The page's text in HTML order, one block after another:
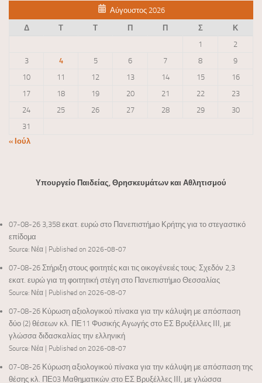
Αύγουστος 2026
Δ
Τ Τ Π Π Σ
Κ
1
2
3
4 5 6 7 8
9
10
11 12 13 14 15
16
17
18 19 20 21 22
23
24
25 26 27 28 29
30
31
« Ιούλ
Υπουργείο Παιδείας, Θρησκευμάτων και Αθλητισμού
07-08-26 3,358 εκατ. ευρώ στο Πανεπιστήμιο Κρήτης για το στεγαστικό
επίδομα
Source: Νέα Published on 2026-08-07
07-08-26 Στήριξη στους φοιτητές και τις οικογένειές τους: Σχεδόν 2,3
εκατ. ευρώ για τη φοιτητική στέγη στο Πανεπιστήμιο Θεσσαλίας
Source: Νέα Published on 2026-08-07
07-08-26 Κύρωση αξιολογικού πίνακα για την κάλυψη με απόσπαση
δύο (2) θέσεων κλ. ΠΕ11 Φυσικής Αγωγής στο ΕΣ Βρυξέλλες ΙΙΙ, με
γλώσσα διδασκαλίας την ελληνική
Source: Νέα Published on 2026-08-07
07-08-26 Κύρωση αξιολογικού πίνακα για την κάλυψη με απόσπαση της
θέσης κλ. ΠΕ03 Μαθηματικών στο ΕΣ Βρυξέλλες ΙΙΙ, με γλώσσα